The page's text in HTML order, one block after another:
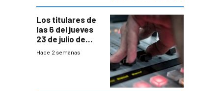
gobierno
Los titulares de
las 6 del jueves
23 de julio de
2026
Hace 2 semanas